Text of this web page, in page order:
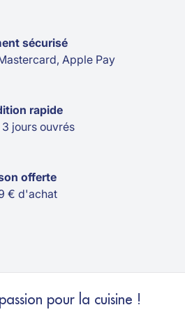
sécurisé
Apple Pay
rapide
3 jours ouvrés
offerte
€ d'achat
pour la cuisine !